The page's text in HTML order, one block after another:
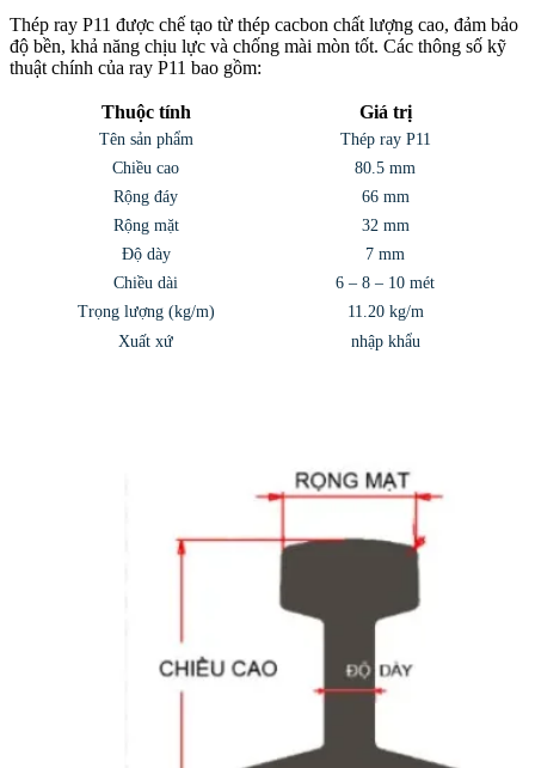
Thép ray P11 được chế tạo từ thép cacbon chất lượng cao, đảm bảo
độ bền, khả năng chịu lực và chống mài mòn tốt. Các thông số kỹ
thuật chính của ray P11 bao gồm:
Thuộc tính Giá trị
Tên sản phẩm
Thép ray P11
Chiều cao
80.5 mm
Rộng đáy
66 mm
Rộng mặt
32 mm
Độ dày
7 mm
Chiều dài
6 – 8 – 10 mét
Trọng lượng (kg/m)
11.20 kg/m
Xuất xứ
nhập khẩu